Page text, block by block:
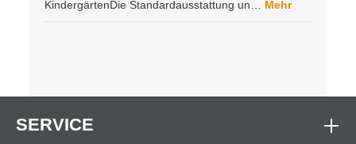
KindergärtenDie Standardausstattung un… Mehr
SERVICE